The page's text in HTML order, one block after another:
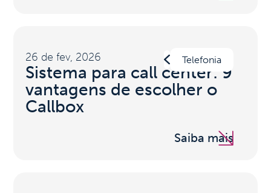
Telefonia
26 de fev, 2026
Sistema para call center: 9
vantagens de escolher o
Callbox
Saiba mais